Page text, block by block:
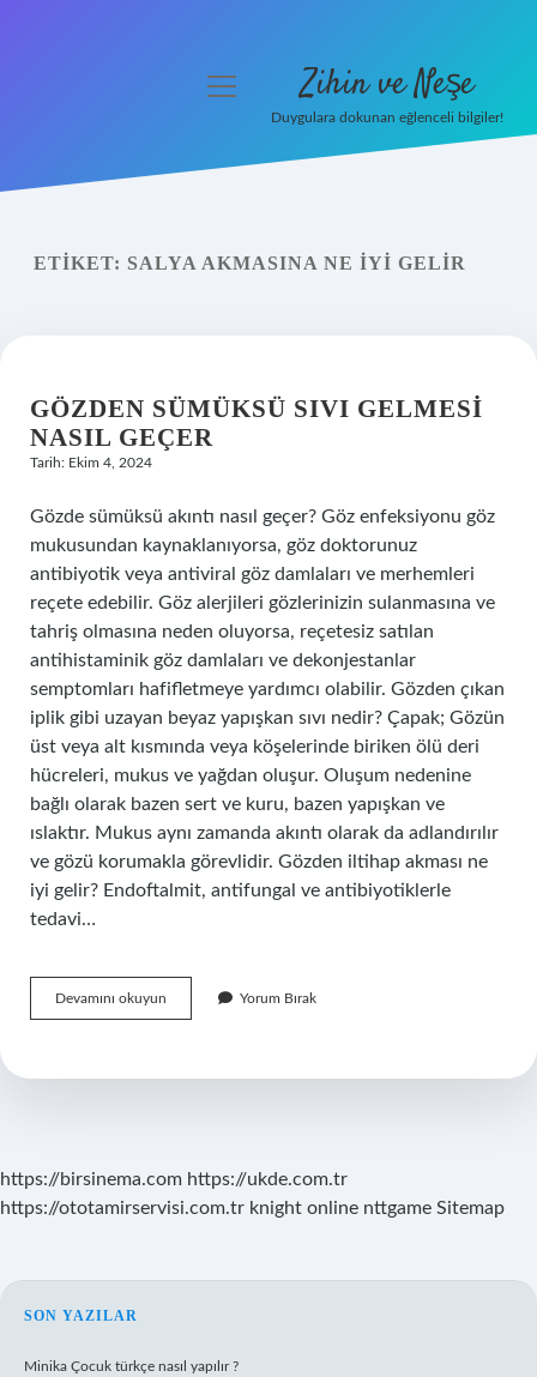
Yasal Uyarı
menüyü
Zihin ve Neşe
Duygulara dokunan eğlenceli bilgiler!
ETIKET: SALYA AKMASINA NE IYI GELIR
GÖZDEN SÜMÜKSÜ SIVI GELMESI
NASIL GEÇER
Tarih: Ekim 4, 2024
Gözde sümüksü akıntı nasıl geçer? Göz enfeksiyonu göz
mukusundan kaynaklanıyorsa, göz doktorunuz
antibiyotik veya antiviral göz damlaları ve merhemleri
reçete edebilir. Göz alerjileri gözlerinizin sulanmasına ve
tahriş olmasına neden oluyorsa, reçetesiz satılan
antihistaminik göz damlaları ve dekonjestanlar
semptomları hafifletmeye yardımcı olabilir. Gözden çıkan
iplik gibi uzayan beyaz yapışkan sıvı nedir? Çapak; Gözün
üst veya alt kısmında veya köşelerinde biriken ölü deri
hücreleri, mukus ve yağdan oluşur. Oluşum nedenine
bağlı olarak bazen sert ve kuru, bazen yapışkan ve
ıslaktır. Mukus aynı zamanda akıntı olarak da adlandırılır
ve gözü korumakla görevlidir. Gözden iltihap akması ne
iyi gelir? Endoftalmit, antifungal ve antibiyotiklerle
tedavi…
Devamını okuyun
Sümüksü
Nasıl
Yorum Bırak
https://birsinema.com https://ukde.com.tr
https://ototamirservisi.com.tr knight online nttgame Sitemap
SIDEBAR
SON YAZILAR
Minika Çocuk türkçe nasıl yapılır ?